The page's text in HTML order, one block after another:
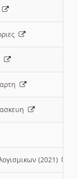
(2021)